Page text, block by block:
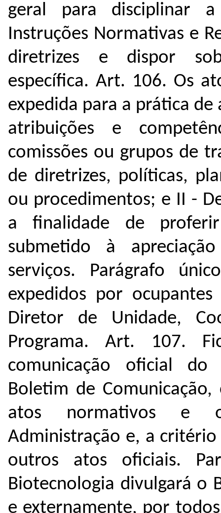
geral para disciplinar
Instruções Normativas e
diretrizes e dispor
específica. Art. 106. Os
expedida para a prática
atribuições e
comissões ou grupos de
de diretrizes, políticas,
ou procedimentos; e II -
a finalidade de
submetido à
serviços. Parágrafo
expedidos por
Diretor de Unidade,
Programa.Art. 107.
comunicação oficial
Boletim de
atos normativos e
Administração e, a
outros atos oficiais.
Biotecnologia divulgará o
e externamente, por